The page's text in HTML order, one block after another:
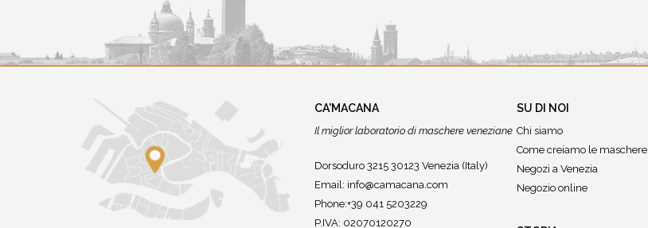
CA'MACANA
Il miglior laboratorio di maschere veneziane
Dorsoduro 3215 30123 Venezia (Italy)
Email: info@camacana.com
Phone:+39 041 5203229
P.IVA: 02070120270
SU DI NOI
Chi siamo
Come creiamo le maschere
Negozi a Venezia
Negozio online